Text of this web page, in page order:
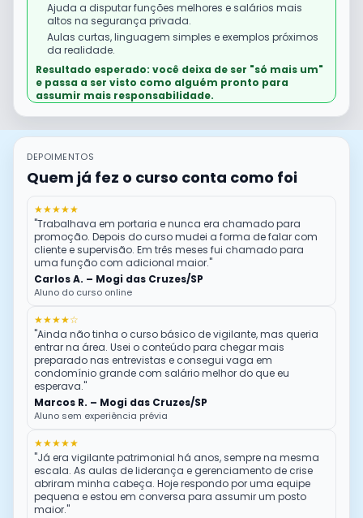
Ajuda a disputar funções melhores e salários mais
altos na segurança privada.
Aulas curtas, linguagem simples e exemplos próximos
da realidade.
Resultado esperado: você deixa de ser "só mais um"
e passa a ser visto como alguém pronto para
assumir mais responsabilidade.
DEPOIMENTOS
Quem já fez o curso conta como foi
★★★★★
"Trabalhava em portaria e nunca era chamado para
promoção. Depois do curso mudei a forma de falar com
cliente e supervisão. Em três meses fui chamado para
uma função com adicional maior."
Carlos A. – Mogi das Cruzes/SP
Aluno do curso online
★★★★☆
"Ainda não tinha o curso básico de vigilante, mas queria
entrar na área. Usei o conteúdo para chegar mais
preparado nas entrevistas e consegui vaga em
condomínio grande com salário melhor do que eu
esperava."
Marcos R. – Mogi das Cruzes/SP
Aluno sem experiência prévia
★★★★★
"Já era vigilante patrimonial há anos, sempre na mesma
escala. As aulas de liderança e gerenciamento de crise
abriram minha cabeça. Hoje respondo por uma equipe
pequena e estou em conversa para assumir um posto
maior."